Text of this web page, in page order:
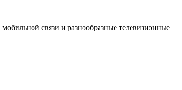
связи и разнообразные телевизионные